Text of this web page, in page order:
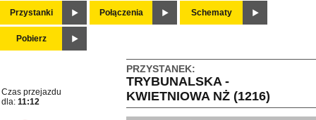
Przystanki Połączenia Schematy
Pobierz
PRZYSTANEK:
TRYBUNALSKA -
KWIETNIOWA NŻ (1216)
Czas przejazdu
dla: 11:12